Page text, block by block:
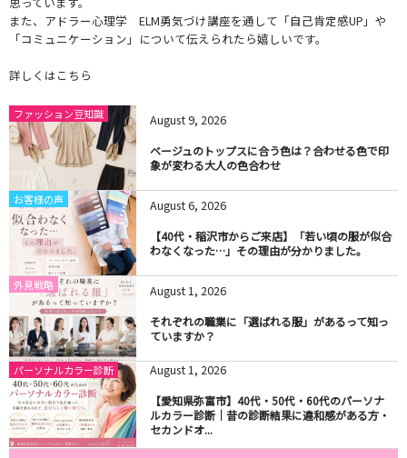
また、アドラー心理学 ELM勇気づけ講座を通して「自己肯定感UP」や
「コミュニケーション」について伝えられたら嬉しいです。
詳しくはこちら
ファッション豆知識 August9, 2026
ベージュのトップスに合う色は？合わせる色で印
象が変わる大人の色合わせ
お客様の声 August6, 2026
【40代・稲沢市からご来店】「若い頃の服が似合
わなくなった…」その理由が分かりました。
外見戦略 August1, 2026
それぞれの職業に「選ばれる服」があるって知っ
ていますか？
パーソナルカラー診断 August1, 2026
【愛知県弥富市】40代・50代・60代のパーソナ
ルカラー診断｜昔の診断結果に違和感がある方・
セカンドオ...